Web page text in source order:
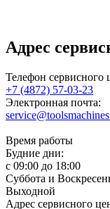
Адрес
Телефон сервисного
+7 (4872) 57-03-23
Электронная почта:
Время работы
Будние дни:
c 09:00 до 18:00
Суббота и
Выходной
Адрес сервисного